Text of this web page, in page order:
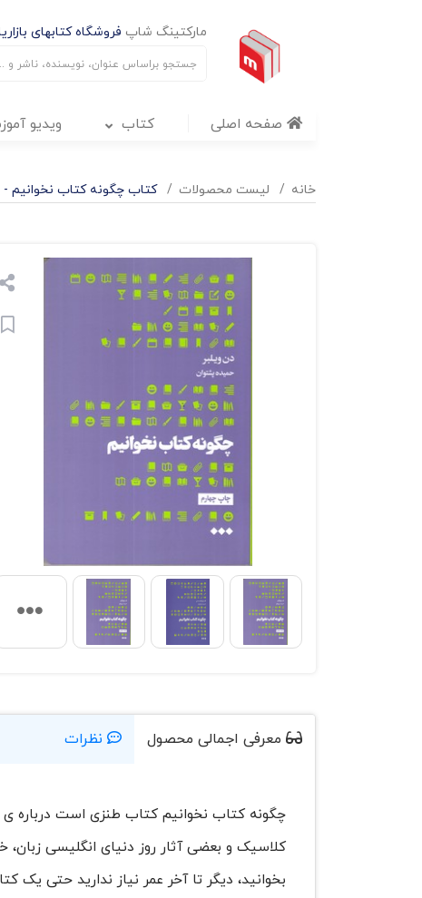
مارکتینگ شاپ فروشگاه کتابهای
صفحه اصلی کتاب ویدیو
خانه لیست محصولات کتاب چگونه کتاب نخوانیم
معرفی اجمالی محصول نظرات
چگونه کتاب نخوانیم کتاب طنزی است درباره
کلاسیک و بعضی آثار روز دنیای انگلیسی زبان،
بخوانید، دیگر تا آخر عمر نیاز ندارید حتی یک